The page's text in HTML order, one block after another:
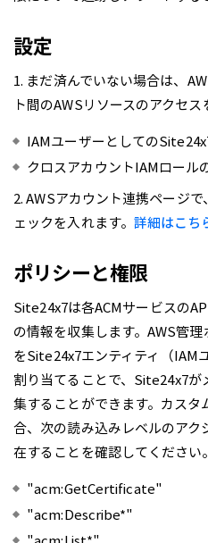
設定
1. まだ済んでいない場合は、
ト間のAWSリソースのアクセ
IAMユーザーとしての
クロスアカウントIAMロール
2. AWSアカウント連携ページ
ェックを入れます。 詳細はこち
ポリシーと権限
Site24x7は各ACMサービスの
の情報を収集します。AWS管
をSite24x7エンティティ（IAM
割り当てることで、Site24x7
集することができます。カス
合、次の読み込みレベルのア
在することを確認してください。
"acm:GetCertificate"
"acm:Describe*"